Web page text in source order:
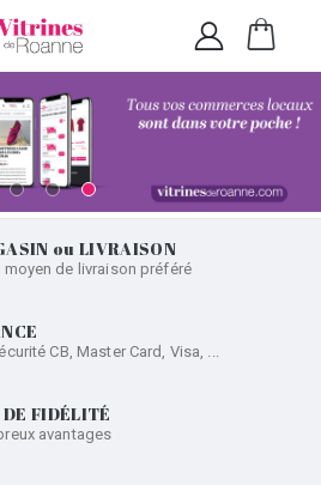
ou LIVRAISON
de livraison préféré
CB, Master Card, Visa, ...
FIDÉLITÉ
avantages